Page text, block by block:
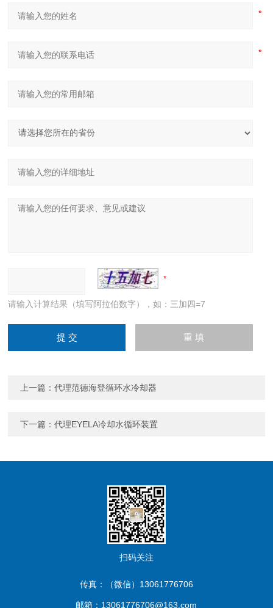
请输入计算结果（填写阿拉伯数字），如：三加四=7
上一篇：代理范德海登循环水冷却器
下一篇：代理EYELA冷却水循环装置
扫码关注
传真：（微信）13061776706
邮箱：13061776706@163.com